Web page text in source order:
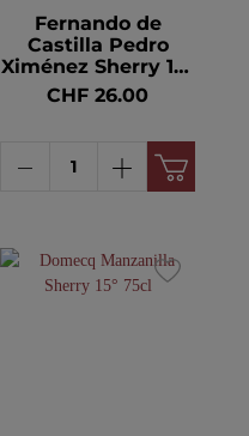
Fernando de
Castilla Pedro
Ximénez Sherry 15°
75cl
CHF 26.00